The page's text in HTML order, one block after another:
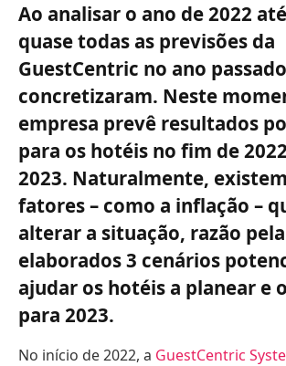
Ao analisar o ano de 2022
quase todas as previsões da
GuestCentric no ano
concretizaram. Neste
empresa prevê resultados
para os hotéis no fim de
2023. Naturalmente,
fatores – como a inflação –
alterar a situação, razão
elaborados 3 cenários
ajudar os hotéis a planear e
para 2023.
No início de 2022, a GuestCentric